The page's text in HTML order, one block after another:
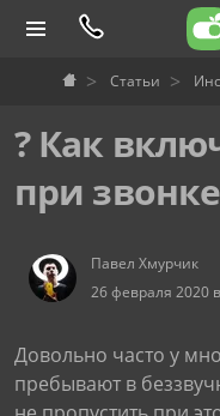
Статьи
? Как
при
Павел Хмурчик
26 февраля 2020
Довольно часто у
пребывают в